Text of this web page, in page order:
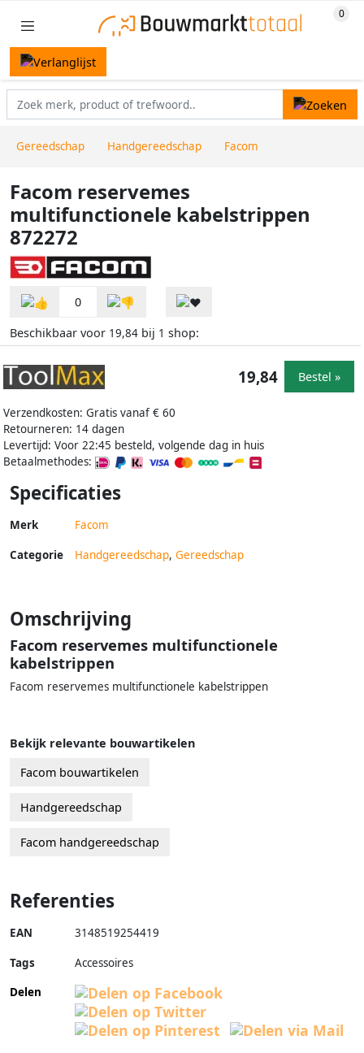
Gereedschap Handgereedschap Facom
Facom reservemes
multifunctionele kabelstrippen
872272
0
Beschikbaar voor 19,84 bij 1 shop:
Verzendkosten: Gratis vanaf € 60
Retourneren: 14 dagen
Levertijd: Voor 22:45 besteld, volgende dag in huis
Betaalmethodes:
19,84 Bestel »
Specificaties
Merk Facom
Categorie Handgereedschap, Gereedschap
Omschrijving
Facom reservemes multifunctionele
kabelstrippen
Facom reservemes multifunctionele kabelstrippen
Bekijk relevante bouwartikelen
Facom bouwartikelen
Handgereedschap
Facom handgereedschap
Referenties
EAN 3148519254419
Tags
Accessoires
Delen